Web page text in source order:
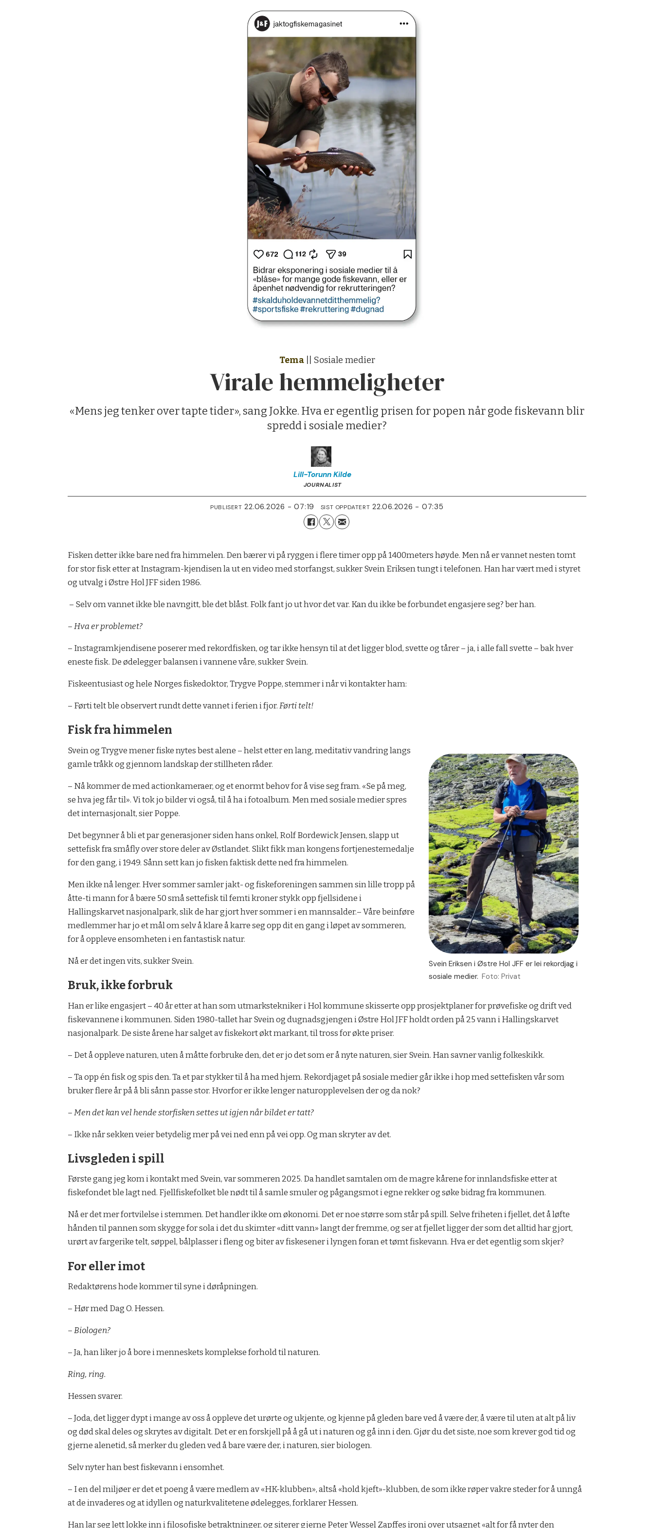
Tema|| Sosiale medier
Virale hemmeligheter
«Mens jeg tenker over tapte tider», sang Jokke. Hva er egentlig prisen for popen når gode fiskevann blir
spredd i sosiale medier?
Lill-Torunn Kilde
JOURNALIST
PUBLISERT 22.06.2026 - 07:19 SIST OPPDATERT 22.06.2026 - 07:35
Fisken detter ikke bare ned fra himmelen. Den bærer vi på ryggen i flere timer opp på 1400meters høyde. Men nå er vannet nesten tomt
for stor fisk etter at Instagram-kjendisen la ut en video med storfangst, sukker Svein Eriksen tungt i telefonen. Han har vært med i styret
og utvalg i Østre Hol JFF siden 1986.
– Selv om vannet ikke ble navngitt, ble det blåst. Folk fant jo ut hvor det var. Kan du ikke be forbundet engasjere seg? ber han.
– Hva er problemet?
– Instagramkjendisene poserer med rekordfisken, og tar ikke hensyn til at det ligger blod, svette og tårer – ja, i alle fall svette – bak hver
eneste fisk. De ødelegger balansen i vannene våre, sukker Svein.
Fiskeentusiast og hele Norges fiskedoktor, Trygve Poppe, stemmer i når vi kontakter ham:
– Førti telt ble observert rundt dette vannet i ferien i fjor.Førti telt!
Fisk fra himmelen
Svein Eriksen i Østre Hol JFF er lei rekordjag i
sosiale medier. Foto: Privat
Svein og Trygve mener fiske nytes best alene – helst etter en lang, meditativ vandring langs
gamle tråkk og gjennom landskap der stillheten råder.
– Nå kommer de med actionkameraer, og et enormt behov for å vise seg fram. «Se på meg,
se hva jeg får til». Vi tok jo bilder vi også, til å ha i fotoalbum. Men med sosiale medier spres
det internasjonalt, sier Poppe.
Det begynner å bli et par generasjoner siden hans onkel, Rolf Bordewick Jensen, slapp ut
settefisk fra småfly over store deler av Østlandet. Slikt fikk man kongens fortjenestemedalje
for den gang, i 1949. Sånn sett kan jo fisken faktisk dette ned fra himmelen.
Men ikke nå lenger. Hver sommer samler jakt- og fiskeforeningen sammen sin lille tropp på
åtte-ti mann for å bære 50 små settefisk til femti kroner stykk opp fjellsidene i
Hallingskarvet nasjonalpark, slik de har gjort hver sommer i en mannsalder.– Våre beinføre
medlemmer har jo et mål om selv å klare å karre seg opp dit en gang i løpet av sommeren,
for å oppleve ensomheten i en fantastisk natur.
Nå er det ingen vits, sukker Svein.
Bruk, ikke forbruk
Han er like engasjert – 40 år etter at han som utmarkstekniker i Hol kommune skisserte opp prosjektplaner for prøvefiske og drift ved
fiskevannene i kommunen. Siden 1980-tallet har Svein og dugnadsgjengen i Østre Hol JFF holdt orden på 25 vann i Hallingskarvet
nasjonalpark. De siste årene har salget av fiskekort økt markant, til tross for økte priser.
– Det å oppleve naturen, uten å måtte forbruke den, det er jo det som er å nyte naturen, sier Svein. Han savner vanlig folkeskikk.
– Ta opp én fisk og spis den. Ta et par stykker til å ha med hjem. Rekordjaget på sosiale medier går ikke i hop med settefisken vår som
bruker flere år på å bli sånn passe stor. Hvorfor er ikke lenger naturopplevelsen der og da nok?
– Men det kan vel hende storfisken settes ut igjen når bildet er tatt?
– Ikke når sekken veier betydelig mer på vei ned enn på vei opp. Og man skryter av det.
Livsgleden i spill
Første gang jeg kom i kontakt med Svein, var sommeren 2025. Da handlet samtalen om de magre kårene for innlandsfiske etter at
fiskefondet ble lagt ned. Fjellfiskefolket ble nødt til å samle smuler og pågangsmot i egne rekker og søke bidrag fra kommunen.
Nå er det mer fortvilelse i stemmen. Det handler ikke om økonomi. Det er noe større som står på spill. Selve friheten i fjellet, det å løfte
hånden til pannen som skygge for sola i det du skimter «ditt vann» langt der fremme, og ser at fjellet ligger der som det alltid har gjort,
urørt av fargerike telt, søppel, bålplasser i fleng og biter av fiskesener i lyngen foran et tømt fiskevann. Hva er det egentlig som skjer?
For eller imot
Redaktørens hode kommer til syne i døråpningen.
– Hør med Dag O. Hessen.
– Biologen?
– Ja, han liker jo å bore i menneskets komplekse forhold til naturen.
Ring, ring.
Hessen svarer.
– Joda, det ligger dypt i mange av oss å oppleve det urørte og ukjente, og kjenne på gleden bare ved å være der, å være til uten at alt på liv
og død skal deles og skrytes av digitalt. Det er en forskjell på å gå ut i naturen og gå inn i den. Gjør du det siste, noe som krever god tid og
gjerne alenetid, så merker du gleden ved å bare være der, i naturen, sier biologen.
Selv nyter han best fiskevann i ensomhet.
– I en del miljøer er det et poeng å være medlem av «HK-klubben», altså «hold kjeft»-klubben, de som ikke røper vakre steder for å unngå
at de invaderes og at idyllen og naturkvalitetene ødelegges, forklarer Hessen.
Han lar seg lett lokke inn i filosofiske betraktninger, og siterer gjerne Peter Wessel Zapffes ironi over utsagnet «alt for få nyter den